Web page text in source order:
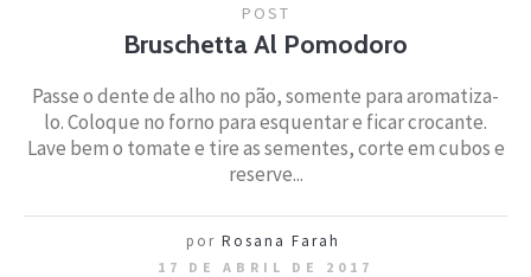
POST
Bruschetta Al Pomodoro
Passe o dente de alho no pão, somente para aromatiza-
lo. Coloque no forno para esquentar e ficar crocante.
Lave bem o tomate e tire as sementes, corte em cubos e
reserve...
por Rosana Farah
17 DE ABRIL DE 2017